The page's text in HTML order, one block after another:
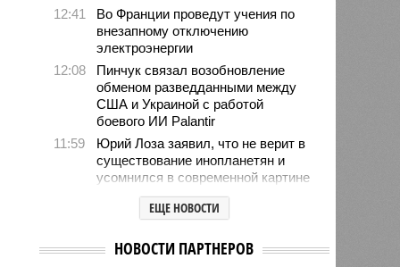
12:41
Во Франции проведут учения по
внезапному отключению
электроэнергии
12:08
Пинчук связал возобновление
обменом разведданными между
США и Украиной с работой
боевого ИИ Palantir
11:59
Юрий Лоза заявил, что не верит в
существование инопланетян и
усомнился в современной картине
Женщина выбрала необычное имя
тюрьме
ЕЩЕ НОВОСТИ
НОВОСТИ ПАРТНЕРОВ